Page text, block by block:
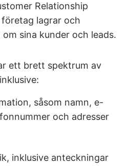
Relationship
lagrar och
sina kunder och leads.
ett brett spektrum av
såsom namn, e-
och adresser
inklusive anteckningar